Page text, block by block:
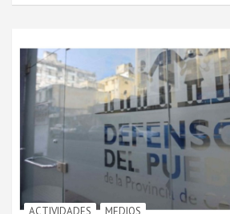
ACTIVIDADES MEDIOS